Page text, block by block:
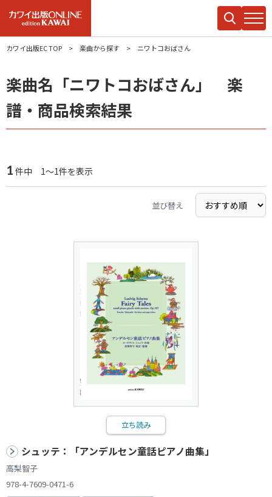
カワイ出版EC TOP 楽曲から探す ニワトコおばさん
楽曲名「ニワトコおばさん」 楽
譜・商品検索結果
1 件中 1～1件を表示
並び替え
立ち読み
シュッテ：「アンデルセン童話ピアノ曲集」
高梨智子
978-4-7609-0471-6